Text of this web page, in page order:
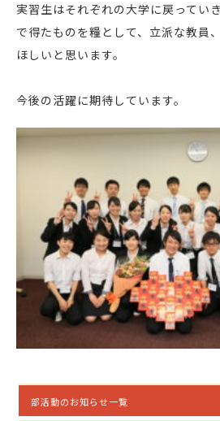
実習生はそれぞれの大学に戻ってい
で得たものを糧として、立派な教員
ほしいと思います。
今後の活躍に期待しています。
部活動のお知らせ一覧